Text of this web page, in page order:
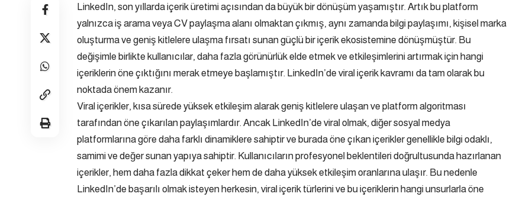
LinkedIn, son yıllarda içerik üretimi açısından da büyük bir dönüşüm yaşamıştır. Artık bu platform
yalnızca iş arama veya CV paylaşma alanı olmaktan çıkmış, aynı zamanda bilgi paylaşımı, kişisel marka
oluşturma ve geniş kitlelere ulaşma fırsatı sunan güçlü bir içerik ekosistemine dönüşmüştür. Bu
değişimle birlikte kullanıcılar, daha fazla görünürlük elde etmek ve etkileşimlerini artırmak için hangi
içeriklerin öne çıktığını merak etmeye başlamıştır. LinkedIn’de viral içerik kavramı da tam olarak bu
noktada önem kazanır.
Viral içerikler, kısa sürede yüksek etkileşim alarak geniş kitlelere ulaşan ve platform algoritması
tarafından öne çıkarılan paylaşımlardır. Ancak LinkedIn’de viral olmak, diğer sosyal medya
platformlarına göre daha farklı dinamiklere sahiptir ve burada öne çıkan içerikler genellikle bilgi odaklı,
samimi ve değer sunan yapıya sahiptir. Kullanıcıların profesyonel beklentileri doğrultusunda hazırlanan
içerikler, hem daha fazla dikkat çeker hem de daha yüksek etkileşim oranlarına ulaşır. Bu nedenle
LinkedIn’de başarılı olmak isteyen herkesin, viral içerik türlerini ve bu içeriklerin hangi unsurlarla öne